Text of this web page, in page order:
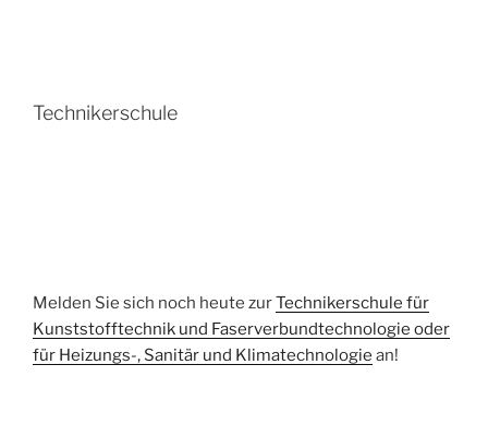
Technikerschule
Melden Sie sich noch heute zurTechnikerschule für
Kunststofftechnik und Faserverbundtechnologie oder
für Heizungs-, Sanitär und Klimatechnologie an!